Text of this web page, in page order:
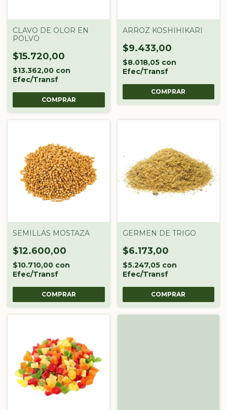
CLAVO DE OLOR EN
POLVO
$15.720,00
$13.362,00 con
Efec/Transf
COMPRAR
ARROZ KOSHIHIKARI
$9.433,00
$8.018,05 con
Efec/Transf
COMPRAR
SEMILLAS MOSTAZA
$12.600,00
$10.710,00 con
Efec/Transf
COMPRAR
GERMEN DE TRIGO
$6.173,00
$5.247,05 con
Efec/Transf
COMPRAR